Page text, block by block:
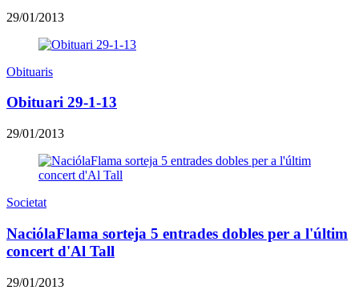
29/01/2013
Obituaris
Obituari 29-1-13
29/01/2013
Societat
NaciólaFlama sorteja 5 entrades dobles per a l'últim
concert d'Al Tall
29/01/2013